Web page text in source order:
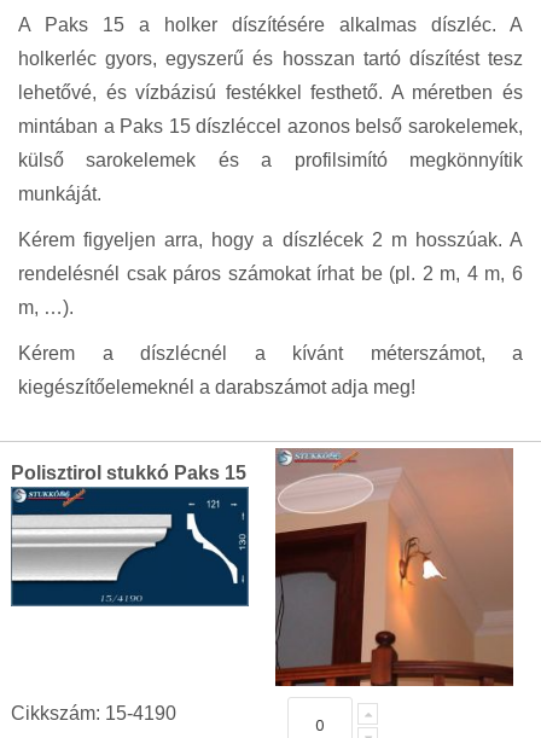
A Paks 15 a holker díszítésére alkalmas díszléc. A
holkerléc gyors, egyszerű és hosszan tartó díszítést tesz
lehetővé, és vízbázisú festékkel festhető. A méretben és
mintában a Paks 15 díszléccel azonos belső sarokelemek,
külső sarokelemek és a profilsimító megkönnyítik
munkáját.
Kérem figyeljen arra, hogy a díszlécek 2 m hosszúak. A
rendelésnél csak páros számokat írhat be (pl. 2 m, 4 m, 6
m, …).
Kérem a díszlécnél a kívánt méterszámot, a
kiegészítőelemeknél a darabszámot adja meg!
product
items
Polisztirol stukkó Paks 15
Cikkszám: 15-4190